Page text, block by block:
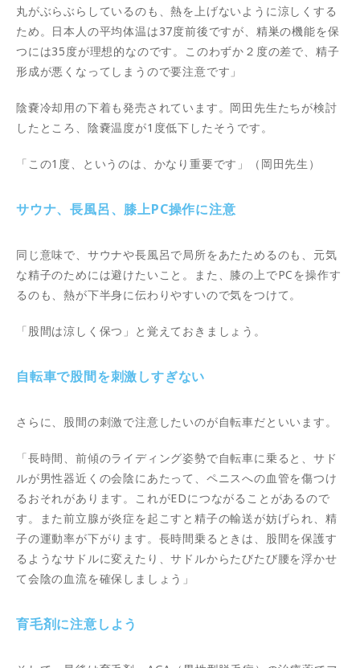
丸がぶらぶらしているのも、熱を上げないように涼しくする
ため。日本人の平均体温は37度前後ですが、精巣の機能を保
つには35度が理想的なのです。このわずか２度の差で、精子
形成が悪くなってしまうので要注意です」
陰嚢冷却用の下着も発売されています。岡田先生たちが検討
したところ、陰嚢温度が1度低下したそうです。
「この1度、というのは、かなり重要です」（岡田先生）
サウナ、長風呂、膝上PC操作に注意
同じ意味で、サウナや長風呂で局所をあたためるのも、元気
な精子のためには避けたいこと。また、膝の上でPCを操作す
るのも、熱が下半身に伝わりやすいので気をつけて。
「股間は涼しく保つ」と覚えておきましょう。
自転車で股間を刺激しすぎない
さらに、股間の刺激で注意したいのが自転車だといいます。
「長時間、前傾のライディング姿勢で自転車に乗ると、サド
ルが男性器近くの会陰にあたって、ペニスへの血管を傷つけ
るおそれがあります。これがEDにつながることがあるので
す。また前立腺が炎症を起こすと精子の輸送が妨げられ、精
子の運動率が下がります。長時間乗るときは、股間を保護す
るようなサドルに変えたり、サドルからたびたび腰を浮かせ
て会陰の血流を確保しましょう」
育毛剤に注意しよう